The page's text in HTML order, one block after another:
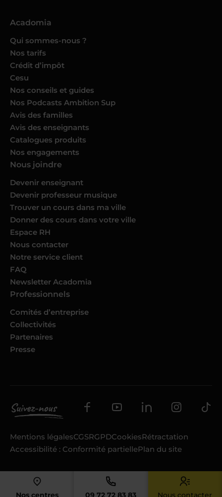
Nos centres 09 72 72 83 83 Nous contacter
Acadomia
Qui sommes-nous ?
Nos tarifs
Crédit d’impôt
Cesu
Nos conseils et guides
Nos Podcasts Ambition Sup
Avis des familles
Avis des enseignants
Catalogues produits
Nos engagements
Nous joindre
Devenir enseignant
Devenir professeur musique
Trouver un cours dans ma ville
Donner des cours dans votre ville
Espace RH
Nous contacter
Notre service client
FAQ
Newsletter Acadomia
Professionnels
Comités d’entreprise
Collectivités
Partenaires
Presse
Mentions légalesCGSRGPDCookiesRétractation
Accessibilité : Conformité partiellePlan du site